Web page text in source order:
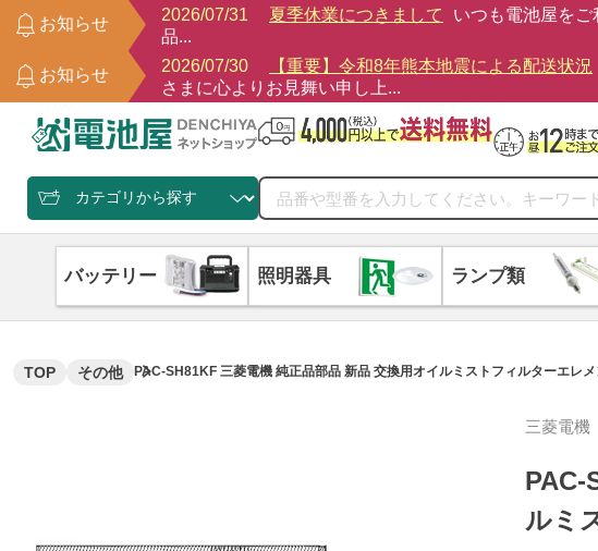
お知らせ
2026/07/31 夏季休業につきまして
いつも電池屋を
品...
お知らせ
2026/07/30 【重要】令和8年熊本地震による配送状況
さまに心よりお見舞い申し上...
バッテリー 照明器具 ランプ類
TOP その他 PAC-SH81KF 三菱電機 純正品部品 新品 交換用オイルミストフィルターエレメ
三菱電機
PAC-
ルミ